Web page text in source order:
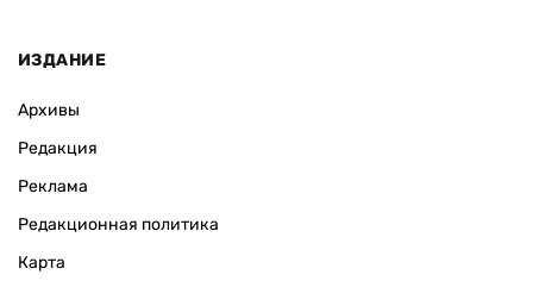
ИЗДАНИЕ
Архивы
Редакция
Реклама
Редакционная политика
Карта